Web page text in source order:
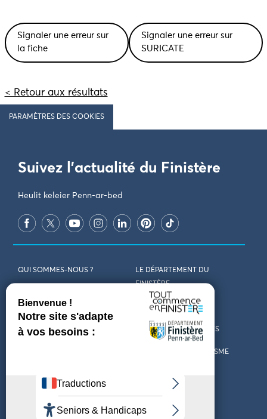
Signaler une erreur sur
la fiche
Signaler une erreur sur
SURICATE
< Retour aux résultats
PARAMÈTRES DES COOKIES
Suivez l'actualité du Finistère
Heulit keleier Penn-ar-bed
QUI SOMMES-NOUS ?
LE DÉPARTEMENT DU
FINISTÈRE
REJOIGNEZ-NOUS VENIR EN FINISTÈRE
CONTACT CARTES ET BROCHURES
LES OFFICES DE TOURISME
D’ACCESSIBILITÉ